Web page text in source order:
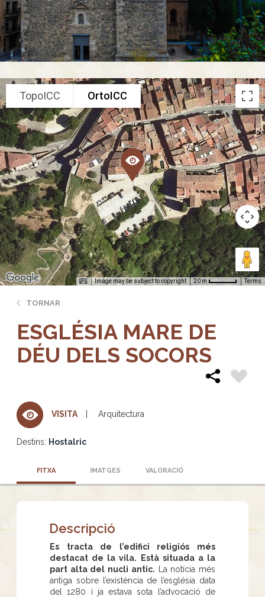
TopoICC OrtoICC
Image may be subject to copyright 20 m Terms
TORNAR
ESGLÉSIA MARE DE
DÉU DELS SOCORS
VISITA Arquitectura
Destins: Hostalric
FITXA IMATGES VALORACIÓ
Descripció
Es tracta de l’edifici religiós més
destacat de la vila. Està situada a la
part alta del nucli antic. La notícia més
antiga sobre l’existència de l’església data
del 1280 i ja estava sota l’advocació de